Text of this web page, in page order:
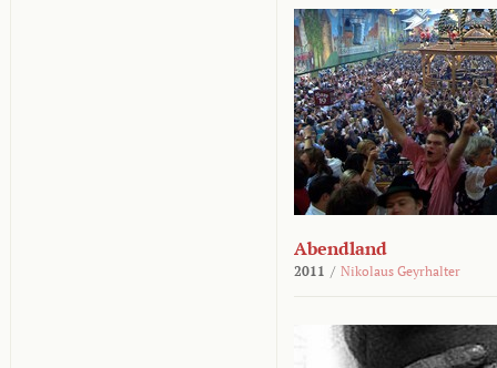
Abendland
2011 / Nikolaus Geyrhalter